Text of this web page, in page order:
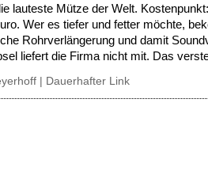
lauteste Mütze der Welt.
Wer es tiefer und fetter möchte,
Rohrverlängerung und damit
liefert die Firma nicht mit. Das
| Dauerhafter Link